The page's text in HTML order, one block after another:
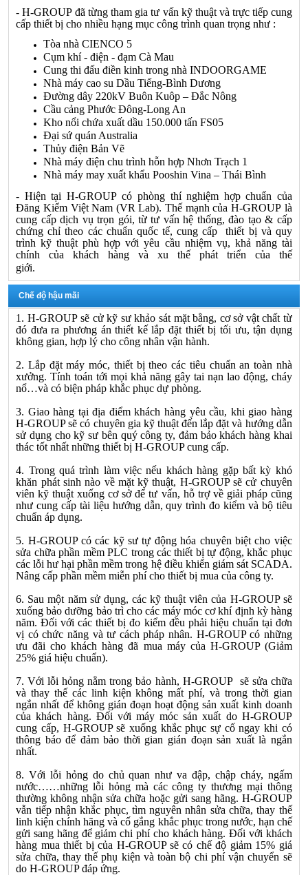
-H-GROUP đã từng tham gia tư vấn kỹ thuật và trực tiếp cung
cấp thiết bị cho nhiều hạng mục công trình quan trọng như :
Tòa nhà CIENCO 5
Cụm khí - điện - đạm Cà Mau
Cung thi đấu điền kinh trong nhà INDOORGAME
Nhà máy cao su Dầu Tiếng-Bình Dương
Đường dây 220kV Buôn Kuôp – Đắc Nông
Cầu cảng Phước Đông-Long An
Kho nổi chứa xuất dầu 150.000 tấn FS05
Đại sứ quán Australia
Thủy điện Bản Vẽ
Nhà máy điện chu trình hỗn hợp Nhơn Trạch 1
Nhà máy may xuất khẩu Pooshin Vina – Thái Bình
- Hiện tại H-GROUPcó phòng thí nghiệm hợp chuẩn của
Đăng Kiểm Việt Nam (VR Lab). Thế mạnh củaH-GROUP là
cung cấp dịch vụ trọn gói, từ tư vấn hệ thống, đào tạo & cấp
chứng chỉ theo các chuẩn quốc tế, cung cấp thiết bị và quy
trình kỹ thuật phù hợp với yêu cầu nhiệm vụ, khả năng tài
chính của khách hàng và xu thế phát triển của thế
giới.
Chế độ hậu mãi
1. H-GROUP sẽ cử kỹ sư khảo sát mặt bằng, cơ sở vật chất từ
đó đưa ra phương án thiết kế lắp đặt thiết bị tối ưu, tận dụng
không gian, hợp lý cho công nhân vận hành.
2. Lắp đặt máy móc, thiết bị theo các tiêu chuẩn an toàn nhà
xưởng. Tính toán tới mọi khả năng gây tai nạn lao động, cháy
nổ…và có biện pháp khắc phục dự phòng.
3. Giao hàng tại địa điểm khách hàng yêu cầu, khi giao hàng
H-GROUP sẽ có chuyên gia kỹ thuật đến lắp đặt và hướng dẫn
sử dụng cho kỹ sư bên quý công ty, đảm bảo khách hàng khai
thác tốt nhất những thiết bị H-GROUP cung cấp.
4. Trong quá trình làm việc nếu khách hàng gặp bất kỳ khó
khăn phát sinh nào về mặt kỹ thuật, H-GROUP sẽ cử chuyên
viên kỹ thuật xuống cơ sở để tư vấn, hỗ trợ về giải pháp cũng
như cung cấp tài liệu hướng dẫn, quy trình đo kiểm và bộ tiêu
chuẩn áp dụng.
5. H-GROUP có các kỹ sư tự động hóa chuyên biệt cho việc
sửa chữa phần mềm PLC trong các thiết bị tự động, khắc phục
các lỗi hư hại phần mềm trong hệ điều khiển giám sát SCADA.
Nâng cấp phần mềm miễn phí cho thiết bị mua của công ty.
6. Sau một năm sử dụng, các kỹ thuật viên của H-GROUP sẽ
xuống bảo dưỡng bảo trì cho các máy móc cơ khí định kỳ hàng
năm. Đối với các thiết bị đo kiểm đều phải hiệu chuẩn tại đơn
vị có chức năng và tư cách pháp nhân. H-GROUP có những
ưu đãi cho khách hàng đã mua máy của H-GROUP (Giảm
25% giá hiệu chuẩn).
7. Với lỗi hỏng nằm trong bảo hành, H-GROUP sẽ sửa chữa
và thay thế các linh kiện không mất phí, và trong thời gian
ngắn nhất để không gián đoạn hoạt động sản xuất kinh doanh
của khách hàng. Đối với máy móc sản xuất do H-GROUP
cung cấp, H-GROUP sẽ xuống khắc phục sự cố ngay khi có
thông báo để đảm bảo thời gian gián đoạn sản xuất là ngắn
nhất.
8. Với lỗi hỏng do chủ quan như va đập, chập cháy, ngấm
nước……những lỗi hỏng mà các công ty thương mại thông
thường không nhận sửa chữa hoặc gửi sang hãng. H-GROUP
vẫn tiếp nhận khắc phục, tìm nguyên nhân sửa chữa, thay thế
linh kiện chính hãng và cố gắng khắc phục trong nước, hạn chế
gửi sang hãng để giảm chi phí cho khách hàng. Đối với khách
hàng mua thiết bị của H-GROUP sẽ có chế độ giảm 15% giá
sửa chữa, thay thế phụ kiện và toàn bộ chi phí vận chuyển sẽ
do H-GROUP đáp ứng.